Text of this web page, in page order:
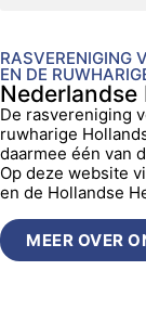
RASVERENIGING
EN DE
De rasvereniging
ruwharige
daarmee één van
Op deze website
en de Hollandse
MEER OVER